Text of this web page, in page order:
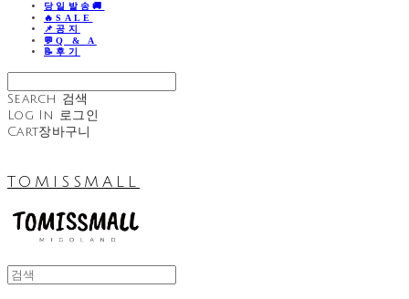
당일발송🚚
🔥SALE
📌공지
💬Q & A
📝후기
Search 검색
Log In 로그인
Cart장바구니
TOMISSMALL